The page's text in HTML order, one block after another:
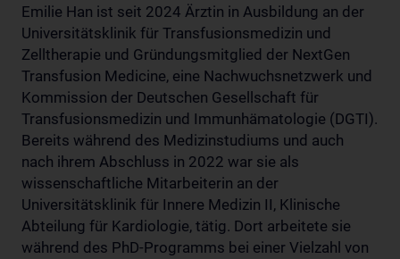
Emilie Han ist seit 2024 Ärztin in Ausbildung an der
Universitätsklinik für Transfusionsmedizin und
Zelltherapie und Gründungsmitglied der NextGen
Transfusion Medicine, eine Nachwuchsnetzwerk und
Kommission der Deutschen Gesellschaft für
Transfusionsmedizin und Immunhämatologie (DGTI).
Bereits während des Medizinstudiums und auch
nach ihrem Abschluss in 2022 war sie als
wissenschaftliche Mitarbeiterin an der
Universitätsklinik für Innere Medizin II, Klinische
Abteilung für Kardiologie, tätig. Dort arbeitete sie
während des PhD-Programms bei einer Vielzahl von